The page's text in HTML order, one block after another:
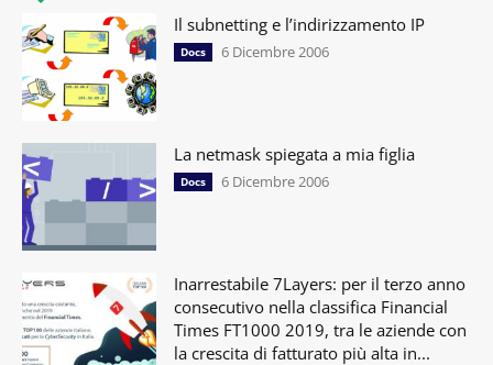
Il subnetting e l’indirizzamento IP
Docs 6 Dicembre 2006
La netmask spiegata a mia figlia
Docs 6 Dicembre 2006
Inarrestabile 7Layers: per il terzo anno
consecutivo nella classifica Financial
Times FT1000 2019, tra le aziende con
la crescita di fatturato più alta in...